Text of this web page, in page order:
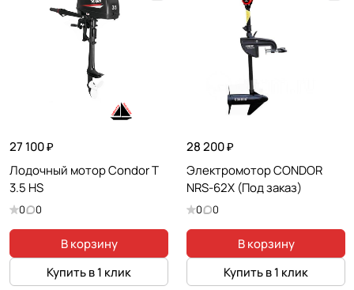
27 100 ₽
Лодочный мотор Condor T
3.5 HS
0 0
В корзину
Купить в 1 клик
28 200 ₽
Электромотор CONDOR
NRS-62X (Под заказ)
0 0
В корзину
Купить в 1 клик